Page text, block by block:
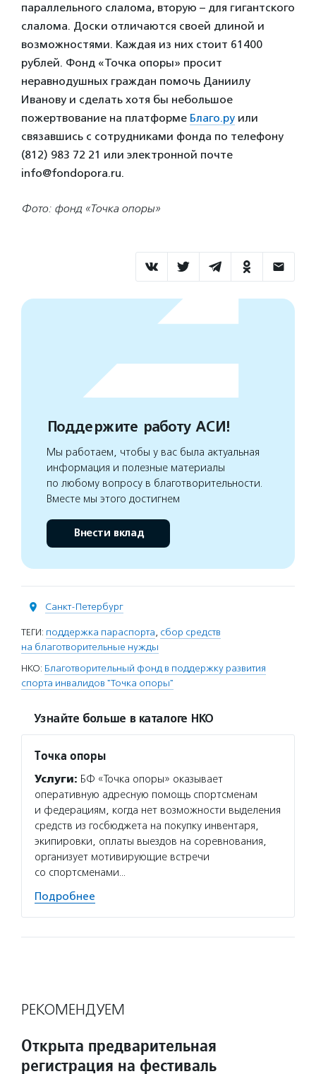
параллельного слалома, вторую – для гигантского
слалома. Доски отличаются своей длиной и
возможностями. Каждая из них стоит 61400
рублей. Фонд «Точка опоры» просит
неравнодушных граждан помочь Даниилу
Иванову и сделать хотя бы небольшое
пожертвование на платформе Благо.ру или
связавшись с сотрудниками фонда по телефону
(812) 983 72 21 или электронной почте
info@fondopora.ru.
Фото: фонд «Точка опоры»
Поддержите работу АСИ!
Мы работаем, чтобы у вас была актуальная
информация и полезные материалы
по любому вопросу в благотворительности.
Вместе мы этого достигнем
Внести вклад
Санкт-Петербург
ТЕГИ: поддержка параспорта, сбор средств
на благотворительные нужды
НКО: Благотворительный фонд в поддержку развития
спорта инвалидов "Точка опоры"
Узнайте больше в каталоге НКО
Точка опоры
Услуги: БФ «Точка опоры» оказывает
оперативную адресную помощь спортсменам
и федерациям, когда нет возможности выделения
средств из госбюджета на покупку инвентаря,
экипировки, оплаты выездов на соревнования,
организует мотивирующие встречи
со спортсменами…
Подробнее
РЕКОМЕНДУЕМ
Открыта предварительная
регистрация на фестиваль